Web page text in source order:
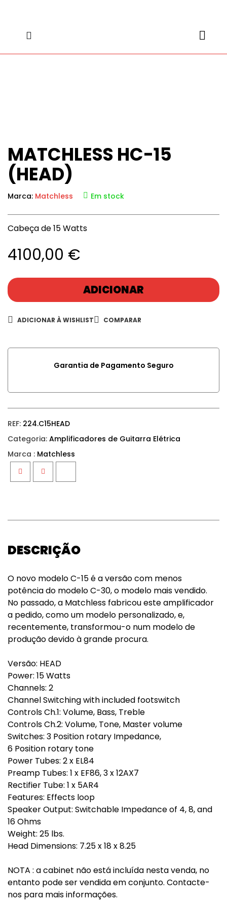
MATCHLESS HC-15
(HEAD)
Marca: Matchless Em stock
Cabeça de 15 Watts
4100,00 €
ADICIONAR
ADICIONAR À WISHLIST COMPARAR
Garantia de Pagamento Seguro
REF: 224.C15HEAD
Categoria: Amplificadores de Guitarra Elétrica
Marca : Matchless
FacebookTwitterGoogle+
DESCRIÇÃO
O novo modelo C-15 é a versão com menos
potência do modelo C-30, o modelo mais vendido.
No passado, a Matchless fabricou este amplificador
a pedido, como um modelo personalizado, e,
recentemente, transformou-o num modelo de
produção devido à grande procura.
Versão: HEAD
Power: 15 Watts
Channels: 2
Channel Switching with included footswitch
Controls Ch.1: Volume, Bass, Treble
Controls Ch.2: Volume, Tone, Master volume
Switches: 3 Position rotary Impedance,
6 Position rotary tone
Power Tubes: 2 x EL84
Preamp Tubes: 1 x EF86, 3 x 12AX7
Rectifier Tube: 1 x 5AR4
Features: Effects loop
Speaker Output: Switchable Impedance of 4, 8, and
16 Ohms
Weight: 25 lbs.
Head Dimensions: 7.25 x 18 x 8.25
NOTA : a cabinet não está incluída nesta venda, no
entanto pode ser vendida em conjunto. Contacte-
nos para mais informações.